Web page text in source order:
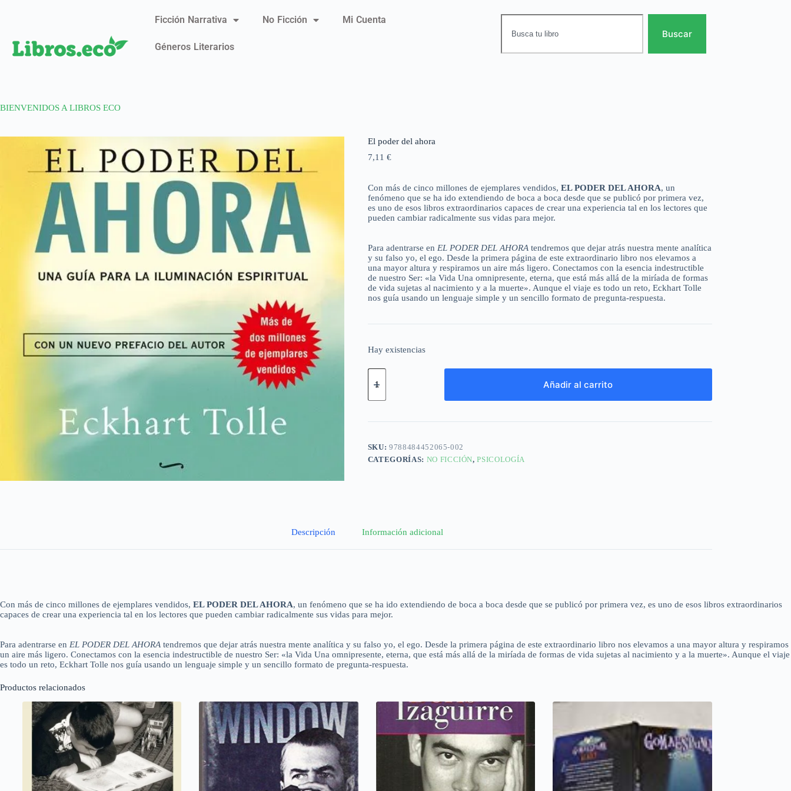
Ficción Narrativa No Ficción Mi Cuenta
Géneros Literarios
Buscar
BIENVENIDOS A LIBROS ECO
El poder del ahora
7,11 €
Con más de cinco millones de ejemplares vendidos, EL PODER DEL AHORA, un
fenómeno que se ha ido extendiendo de boca a boca desde que se publicó por primera vez,
es uno de esos libros extraordinarios capaces de crear una experiencia tal en los lectores que
pueden cambiar radicalmente sus vidas para mejor.
Para adentrarse en EL PODER DEL AHORA tendremos que dejar atrás nuestra mente analítica
y su falso yo, el ego. Desde la primera página de este extraordinario libro nos elevamos a
una mayor altura y respiramos un aire más ligero. Conectamos con la esencia indestructible
de nuestro Ser: «la Vida Una omnipresente, eterna, que está más allá de la miríada de formas
de vida sujetas al nacimiento y a la muerte». Aunque el viaje es todo un reto, Eckhart Tolle
nos guía usando un lenguaje simple y un sencillo formato de pregunta-respuesta.
Hay existencias
Añadir al carrito
SKU:9788484452065-002
CATEGORÍAS: NO FICCIÓN,PSICOLOGÍA
Descripción Información adicional
Con más de cinco millones de ejemplares vendidos, EL PODER DEL AHORA, un fenómeno que se ha ido extendiendo de boca a boca desde que se publicó por primera vez, es uno de esos libros extraordinarios
capaces de crear una experiencia tal en los lectores que pueden cambiar radicalmente sus vidas para mejor.
Para adentrarse en EL PODER DEL AHORA tendremos que dejar atrás nuestra mente analítica y su falso yo, el ego. Desde la primera página de este extraordinario libro nos elevamos a una mayor altura y respiramos
un aire más ligero. Conectamos con la esencia indestructible de nuestro Ser: «la Vida Una omnipresente, eterna, que está más allá de la miríada de formas de vida sujetas al nacimiento y a la muerte». Aunque el viaje
es todo un reto, Eckhart Tolle nos guía usando un lenguaje simple y un sencillo formato de pregunta-respuesta.
Productos relacionados